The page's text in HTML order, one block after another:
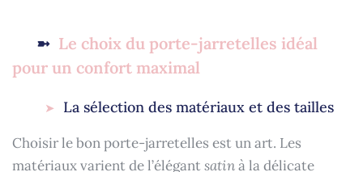
Le choix du porte-jarretelles idéal
pour un confort maximal
La sélection des matériaux et des tailles
Choisir le bon porte-jarretelles est un art. Les
matériaux varient de l’élégantsatinà la délicate